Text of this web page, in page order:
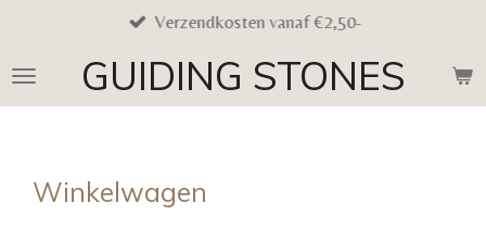
naar
de
GUIDING STONES
Verzendkosten vanaf €2,50-
Winkelwagen